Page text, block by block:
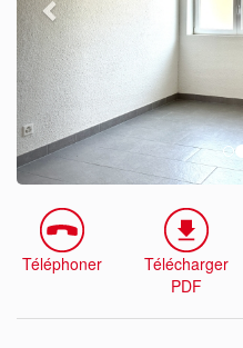
Téléphoner
Télécharger
PDF